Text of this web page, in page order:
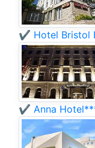
✔️ Hotel Bristol
✔️ Anna